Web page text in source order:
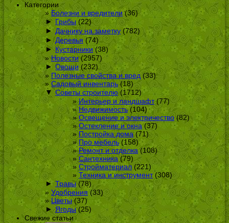
Категории
Болезни и вредители(36)
► Грибы (22)
► Дачнику на заметку (782)
► Деревья (74)
► Кустарники (38)
Новости(2957)
► Овощи(232)
Полезные свойства и вред(33)
Садовый инвентарь(18)
▼ Советы строителю(1712)
Интерьер и ландшафт(77)
Недвижимость(104)
Освещение и электричество(82)
Остекление и окна(37)
Постройка дома(71)
Про мебель(158)
Ремонт и отделка(108)
Сантехника (79)
Стройматериал(221)
Техника и инструмент(308)
► Травы(78)
Удобрения(33)
Цветы(37)
► Ягоды(25)
Свежие статьи